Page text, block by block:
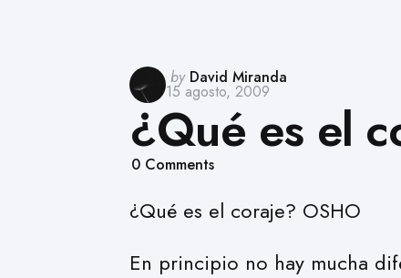
Posted
by
by David Miranda
15 agosto, 2009
¿Qué es el
0 Comments
¿Qué es el coraje? OSHO
En principio no hay mucha